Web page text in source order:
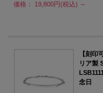
価格： 19,800円(税込) ～
【刻印
リア製
念日